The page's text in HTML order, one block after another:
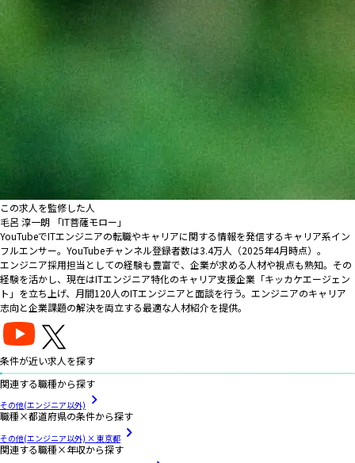
この求人を監修した人
毛呂 淳一朗 「IT菩薩モロー」
YouTubeでITエンジニアの転職やキャリアに関する情報を発信するキャリア系イン
フルエンサー。YouTubeチャンネル登録者数は3.4万人（2025年4月時点）。
エンジニア採用担当としての経験も豊富で、企業が求める人材や視点も熟知。その
経験を活かし、現在はITエンジニア特化のキャリア支援企業「キッカケエージェン
ト」を立ち上げ、月間120人のITエンジニアと面談を行う。エンジニアのキャリア
志向と企業課題の解決を両立する最適な人材紹介を提供。
条件が近い求人を探す
関連する職種から探す
その他(エンジニア以外)
職種×都道府県の条件から探す
その他(エンジニア以外) × 東京都
関連する職種×年収から探す